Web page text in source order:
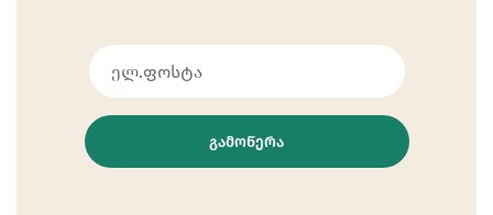
ᲒᲐᲛᲝᲬᲔᲠᲐ